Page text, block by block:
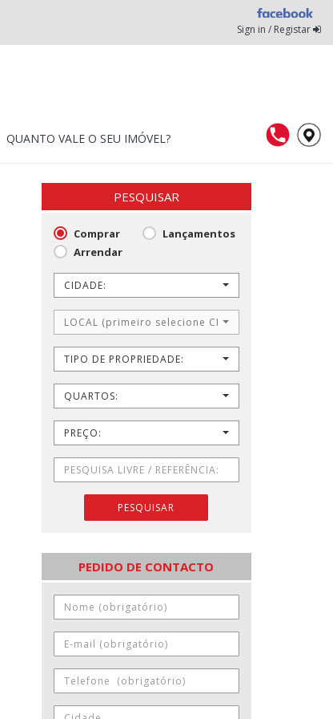
Sign in / Registar
QUANTO VALE O SEU IMÓVEL?
PESQUISAR
Comprar
Lançamentos
Arrendar
CIDADE:
LOCAL (primeiro selecione CIDADE)
TIPO DE PROPRIEDADE:
QUARTOS:
PREÇO:
PESQUISAR
PEDIDO DE CONTACTO